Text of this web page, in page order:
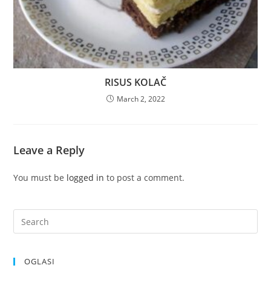
RISUS KOLAČ
March 2, 2022
Leave a Reply
You must be logged in to post a comment.
OGLASI